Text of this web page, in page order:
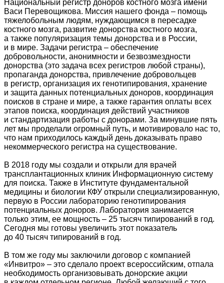
Национальный регистр доноров костного мозга имени
Васи Перевощикова. Миссия нашего фонда – помощь
тяжелобольным людям, нуждающимся в пересадке
костного мозга, развитие донорства костного мозга,
а также популяризация темы донорства и в России,
и в мире. Задачи регистра – обеспечение
добровольности, анонимности и безвозмездности
донорства (это задача всех регистров любой страны),
пропаганда донорства, привлечение добровольцев
в регистр, организация их генотипирования, хранение
и защита данных потенциальных доноров, координация
поисков в стране и мире, а также гарантия оплаты всех
этапов поиска, координация действий участников
и стандартизация работы с донорами. За минувшие пять
лет мы проделали огромный путь, и мотивировало нас то,
что нам приходилось каждый день доказывать право
некоммерческого регистра на существование.
В 2018 году мы создали и открыли для врачей
трансплантационных клиник Информационную систему
для поиска. Также в Институте фундаментальной
медицины и биологии КФУ открыли специализированную,
первую в России лабораторию генотипирования
потенциальных доноров. Лаборатория занимается
только этим, ее мощность – 25 тысяч типирований в год.
Сегодня мы готовы увеличить этот показатель
до 40 тысяч типирований в год.
В том же году мы заключили договор с компанией
«Инвитро» – это сделало проект всероссийским, отпала
необходимость организовывать донорские акции